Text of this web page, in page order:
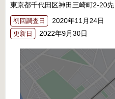
東京都千代田区神田三崎町2-20先
初回調査日 2020年11月24日
更新日 2022年9月30日